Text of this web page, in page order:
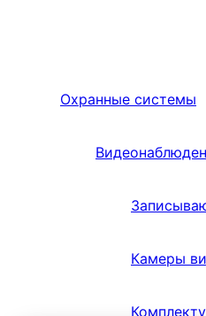
Охранные системы
Камеры